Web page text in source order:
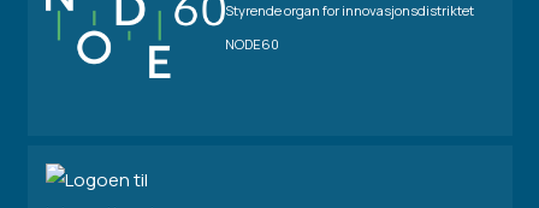
Styrende organ for innovasjonsdistriktet
NODE60